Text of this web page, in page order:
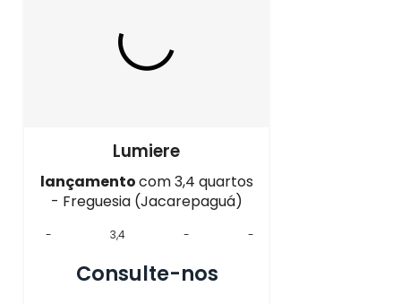
Lumiere
lançamentocom 3,4 quartos
- Freguesia (Jacarepaguá)
- 3,4 - -
Consulte-nos